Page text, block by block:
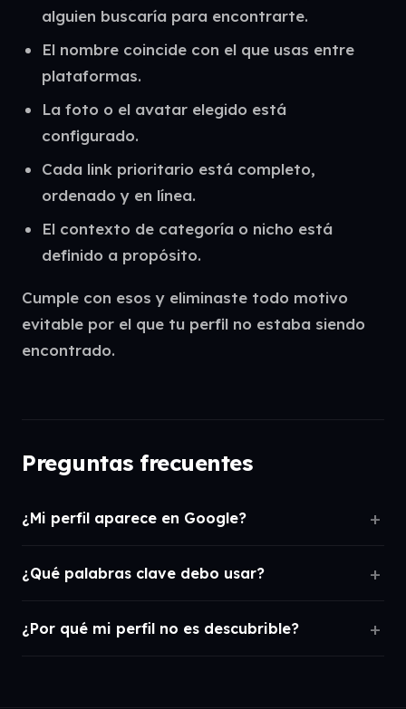
alguien buscaría para encontrarte.
El nombre coincide con el que usas entre
plataformas.
La foto o el avatar elegido está
configurado.
Cada link prioritario está completo,
ordenado y en línea.
El contexto de categoría o nicho está
definido a propósito.
Cumple con esos y eliminaste todo motivo
evitable por el que tu perfil no estaba siendo
encontrado.
Preguntas frecuentes
¿Mi perfil aparece en Google?
¿Qué palabras clave debo usar?
¿Por qué mi perfil no es descubrible?